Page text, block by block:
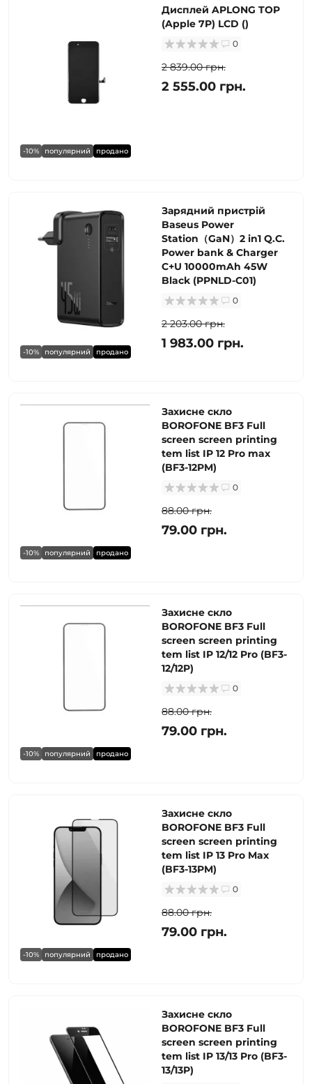
-10% популярний продано
Дисплей APLONG TOP
(Apple 7P) LCD ()
0
2 839.00 грн.
2 555.00 грн.
-10% популярний продано
Зарядний пристрій
Baseus Power
Station（GaN）2 in1 Q.C.
Power bank & Charger
C+U 10000mAh 45W
Black (PPNLD-C01)
0
2 203.00 грн.
1 983.00 грн.
-10% популярний продано
Захисне скло
BOROFONE BF3 Full
screen screen printing
tem list IP 12 Pro max
(BF3-12PM)
0
88.00 грн.
79.00 грн.
-10% популярний продано
Захисне скло
BOROFONE BF3 Full
screen screen printing
tem list IP 12/12 Pro (BF3-
12/12P)
0
88.00 грн.
79.00 грн.
-10% популярний продано
Захисне скло
BOROFONE BF3 Full
screen screen printing
tem list IP 13 Pro Max
(BF3-13PM)
0
88.00 грн.
79.00 грн.
Захисне скло
BOROFONE BF3 Full
screen screen printing
tem list IP 13/13 Pro (BF3-
13/13P)